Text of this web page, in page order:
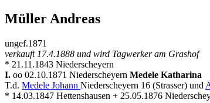
Müller Andreas
ungef.1871
verkauft 17.4.1888 und wird Tagwerker am Grashof
* 21.11.1843 Niederscheyern
I. oo 02.10.1871 Niederscheyern Medele Katharina
T.d. Medele Johann Niederscheyern 16 (Strasser) und
* 14.03.1847 Hettenshausen + 25.05.1876